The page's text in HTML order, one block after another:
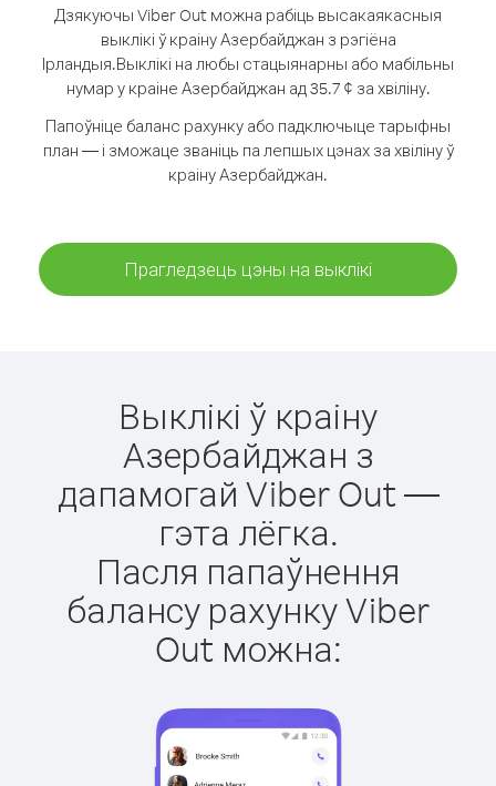
Дзякуючы Viber Out можна рабіць высакаякасныя
выклікі ў краіну Азербайджан з рэгіёна
Ірландыя.Выклікі на любы стацыянарны або мабільны
нумар у краіне Азербайджан ад 35.7 ¢ за хвіліну.
Папоўніце баланс рахунку або падключыце тарыфны
план — і зможаце званіць па лепшых цэнах за хвіліну ў
краіну Азербайджан.
Прагледзець цэны на выклікі
Выклікі ў краіну
Азербайджан з
дапамогай Viber Out —
гэта лёгка.
Пасля папаўнення
балансу рахунку Viber
Out можна: